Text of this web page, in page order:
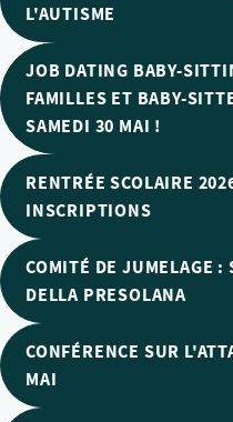
L'AUTISME
JOB DATING BABY-
FAMILLES ET BABY-
SAMEDI 30 MAI !
RENTRÉE SCOLAIRE
INSCRIPTIONS
COMITÉ DE JUMELAGE :
DELLA PRESOLANA
CONFÉRENCE SUR
MAI